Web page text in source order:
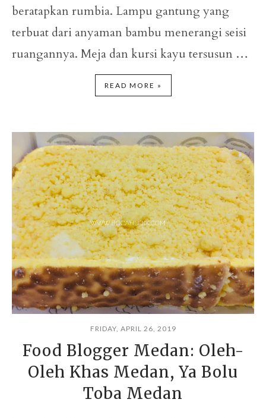
beratapkan rumbia. Lampu gantung yang
terbuat dari anyaman bambu menerangi seisi
ruangannya. Meja dan kursi kayu tersusun …
READ MORE »
FRIDAY, APRIL 26, 2019
Food Blogger Medan: Oleh-
Oleh Khas Medan, Ya Bolu
Toba Medan